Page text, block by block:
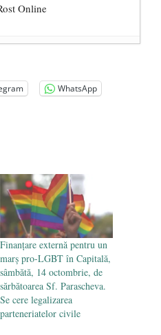
Online
despre
Volodymyr
2026
efecte. Bustul
înlăturat din Iași
WhatsApp
Finanțare externă pentru un
marș pro-LGBT în Capitală,
sâmbătă, 14 octombrie, de
sărbătoarea Sf. Parascheva.
Se cere legalizarea
parteneriatelor civile